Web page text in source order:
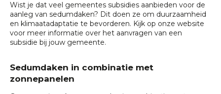
Wist je dat veel gemeentes subsidies aanbieden voor de
aanleg van sedumdaken? Dit doen ze om duurzaamheid
en klimaatadaptatie te bevorderen. Kijk op onze website
voor meer informatie over het aanvragen van een
subsidie bij jouw gemeente.
Sedumdaken in combinatie met
zonnepanelen